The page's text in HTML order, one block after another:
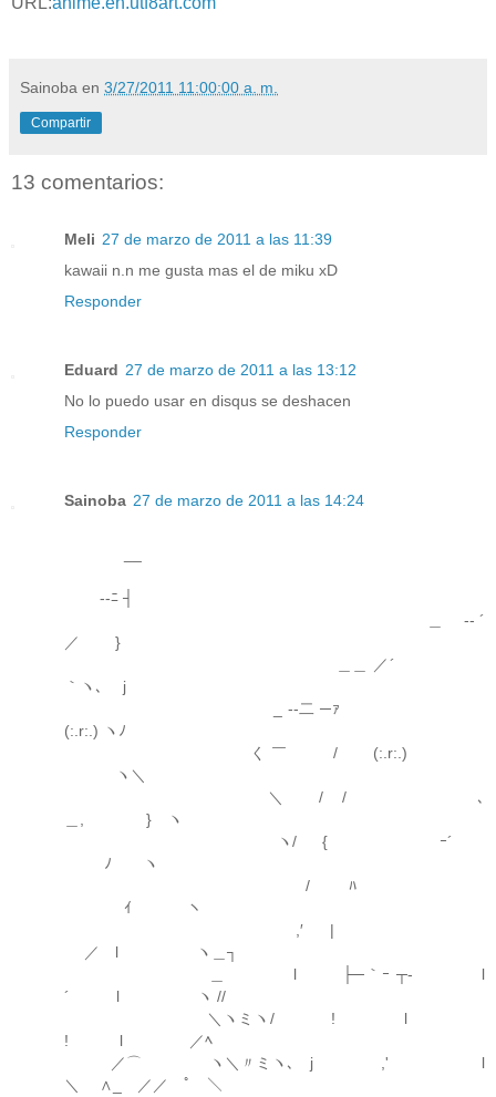
Sainoba en 3/27/2011 11:00:00 a. m.
Compartir
13 comentarios:
Meli 27 de marzo de 2011 a las 11:39
kawaii n.n me gusta mas el de miku xD
Responder
Eduard 27 de marzo de 2011 a las 13:12
No lo puedo usar en disqus se deshacen
Responder
Sainoba 27 de marzo de 2011 a las 14:24
-‐ﾆ ┤
＿ -‐ ´
／ }
＿＿ ／´
｀ヽ､ j
_ -‐二 ─ｧ
(:.r:.) ヽﾉ
く ￣ / (:.r:.)
ヽ＼
＼ / / ､
＿, } ヽ
ヽ/ { ｰ´
ﾉ ヽ
/ ﾊ
ｲ ヽ
,′ | ゝ
／ l ヽ＿┐
＿ l ├─｀ｰ ┬- l
´ l ヽ //
＼ヽミヽ/ ! l
! l ／ﾍ
／⌒ ヽ＼〃ミヽ､ j ,' l
＼ ∧_ ／／ ﾟ ＼